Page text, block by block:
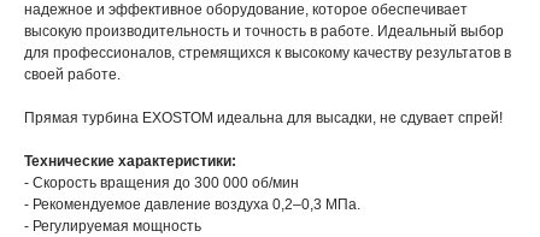
надежное и эффективное оборудование, которое обеспечивает
высокую производительность и точность в работе. Идеальный выбор
для профессионалов, стремящихся к высокому качеству результатов в
своей работе.
Прямая турбина EXOSTOM идеальна для высадки, не сдувает спрей!
Технические характеристики:
- Скорость вращения до 300 000 об/мин
- Рекомендуемое давление воздуха 0,2–0,3 МПа.
- Регулируемая мощность